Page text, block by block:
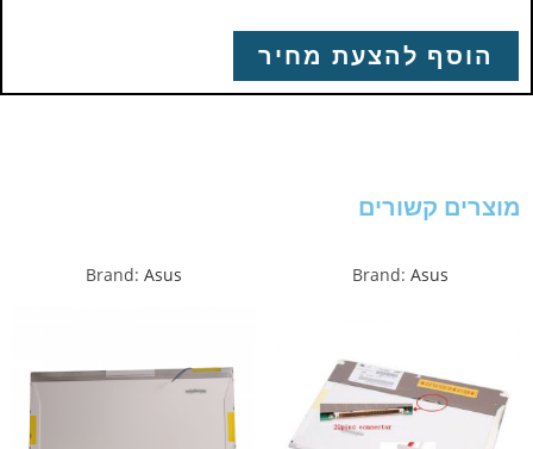
הוסף להצעת מחיר
מוצרים קשורים
Brand: Asus
Brand: Asus